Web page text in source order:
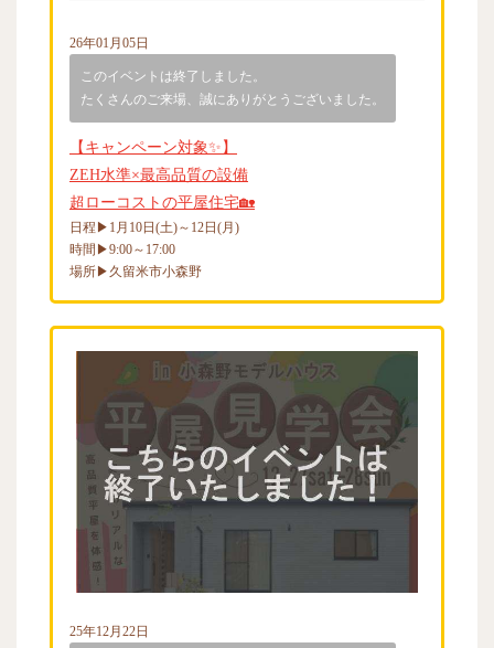
26年01月05日
このイベントは終了しました。
たくさんのご来場、誠にありがとうございました。
【キャンペーン対象✨】
ZEH水準×最高品質の設備
超ローコストの平屋住宅🏡
日程▶1月10日(土)～12日(月)
時間▶9:00～17:00
場所▶久留米市小森野
25年12月22日